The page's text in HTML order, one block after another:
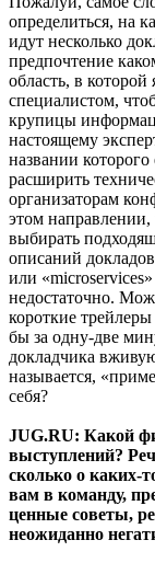
определиться, на
идут несколько
предпочтение
область, в
специалистом,
крупицы
настоящему
названии
расширить
организаторам
этом направлении,
выбирать
описаний
или
недостаточно.
короткие
бы за одну-две
докладчика
называется,
себя?
JUG.RU: Какой
выступлений?
сколько о каких-
вам в команду,
ценные советы,
неожиданно